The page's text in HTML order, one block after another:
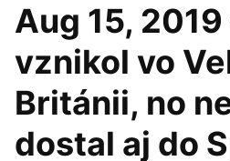
Aug 15, 2019
vznikol vo
Británii, no
dostal aj do